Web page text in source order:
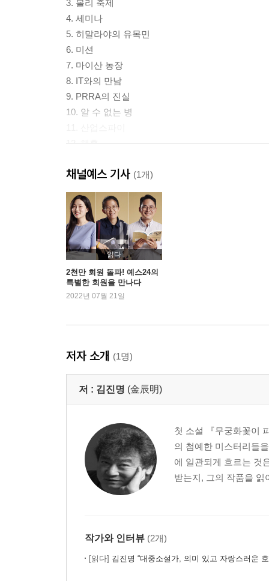
3. 볼리 축제
4. 세미나
5. 히말라야의 유목민
6. 미션
7. 마이산 농장
8. IT와의 만남
9. PRRA의 진실
10. 알 수 없는 병
12. 해후
14. 양의 죽음
15. 공안서장
16. 솔크연구소
17. 이기적 유전자
18. 우연과 필연
19. 최후의 시계
20. X의 출현
21. 세기의 재판
22. 중난하이
26. 치자꽃 두 송이
채널예스 기사 (1개)
읽다
2천만 회원 돌파! 예스24의
특별한 회원을 만나다
2022년 07월 21일
저자 소개 (1명)
저 : 김진명 (金辰明)
첫 소설 『무궁화꽃이
의 첨예한 미스터리들
에 일관되게 흐르는 것
받는지, 그의 작품을 읽
작가와 인터뷰 (2개)
[읽다] 김진명 “대중소설가, 의미 있고 자랑스러운